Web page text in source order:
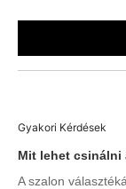
Gyakori Kérdések
Mit lehet csinálni
A szalon